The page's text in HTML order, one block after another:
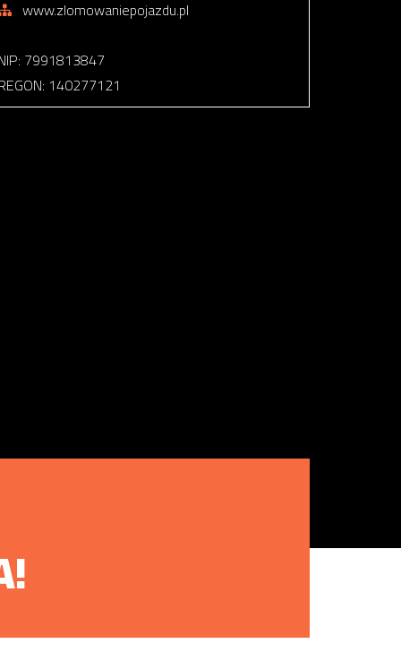
www.zlomowaniepojazdu.pl
7991813847
140277121